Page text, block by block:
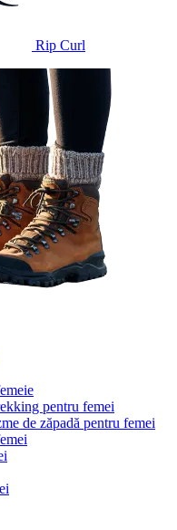
Rip Curl
pentru femei
de zăpadă pentru femei